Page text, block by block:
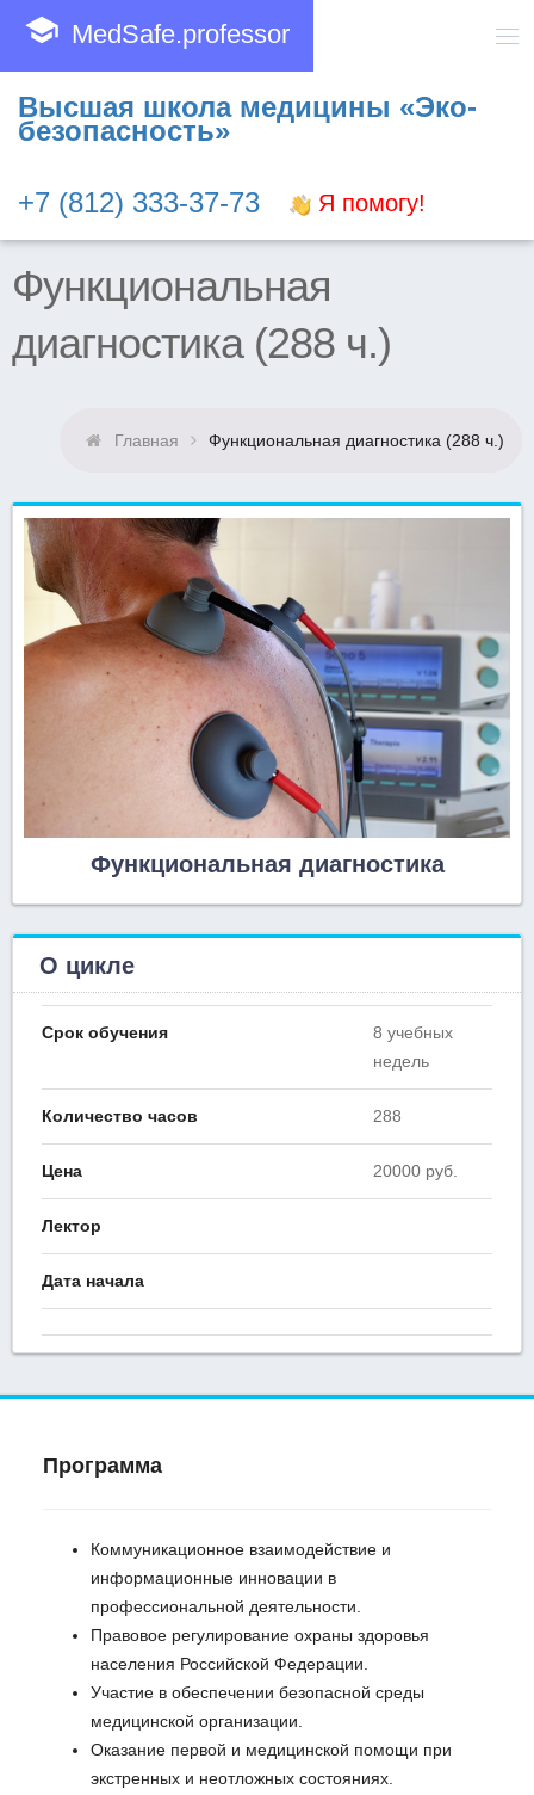
school MedSafe.professor
Высшая школа медицины «Эко-
безопасность»
+7 (812) 333-37-73 Я помогу!
Функциональная
диагностика (288 ч.)
Главная Функциональная диагностика (288 ч.)
Функциональная диагностика
О цикле
Срок обучения
8 учебных
недель
Количество часов 288
Цена 20000 руб.
Лектор
Дата начала
Программа
Коммуникационное взаимодействие и
информационные инновации в
профессиональной деятельности.
Правовое регулирование охраны здоровья
населения Российской Федерации.
Участие в обеспечении безопасной среды
медицинской организации.
Оказание первой и медицинской помощи при
экстренных и неотложных состояниях.